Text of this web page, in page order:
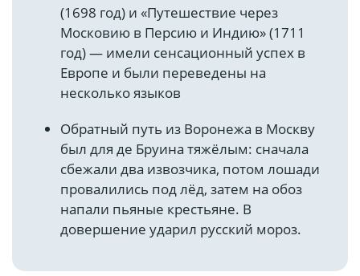
(1698 год) и «Путешествие через
Московию в Персию и Индию» (1711
год) — имели сенсационный успех в
Европе и были переведены на
несколько языков
Обратный путь из Воронежа в Москву
был для де Бруина тяжёлым: сначала
сбежали два извозчика, потом лошади
провалились под лёд, затем на обоз
напали пьяные крестьяне. В
довершение ударил русский мороз.